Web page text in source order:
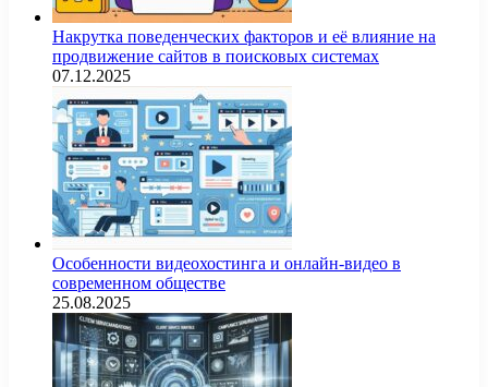
Накрутка поведенческих факторов и её влияние на
продвижение сайтов в поисковых системах
07.12.2025
Особенности видеохостинга и онлайн-видео в
современном обществе
25.08.2025